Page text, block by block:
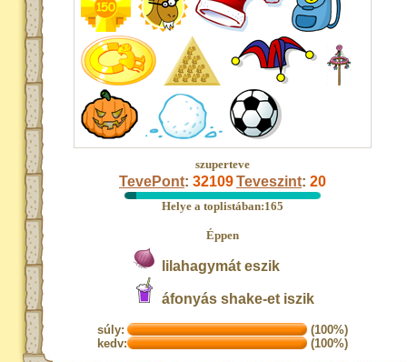
szuperteve
TevePont: 32109Teveszint: 20
Helye a toplistában:165
Éppen
lilahagymát eszik
áfonyás shake-et iszik
súly:
(100%)
kedv:
(100%)